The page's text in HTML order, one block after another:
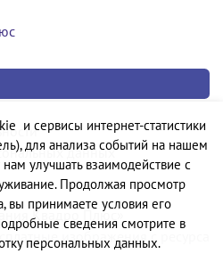
данных
Квадро Плюс»
изображения с ресурса
и сервисы интернет-статистики
для анализа событий на нашем
нам улучшать взаимодействие с
Продолжая просмотр
вы принимаете условия его
сведения смотрите в
персональных данных.